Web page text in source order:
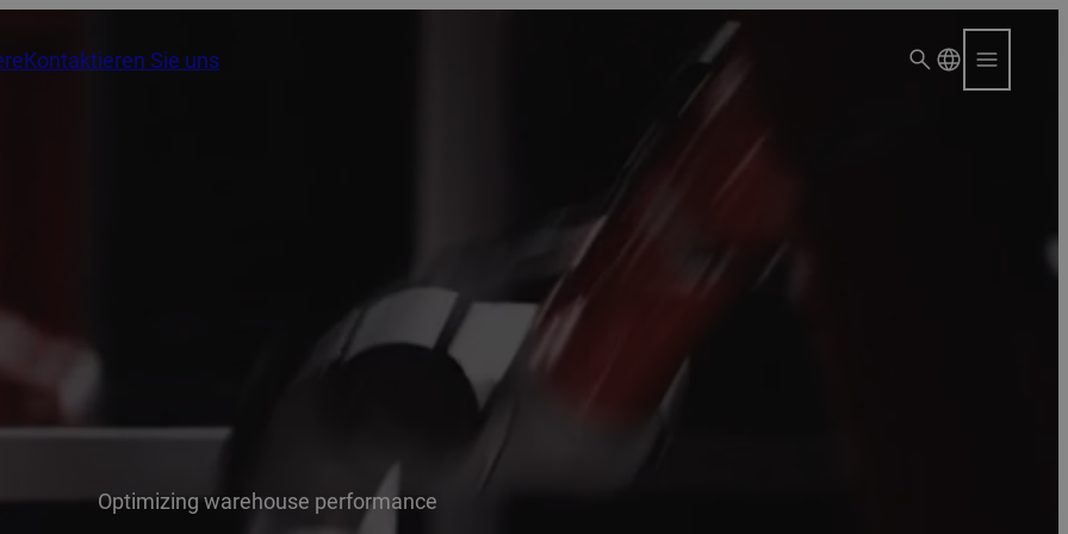
Kontaktieren Sie uns
Optimizing warehouse performance